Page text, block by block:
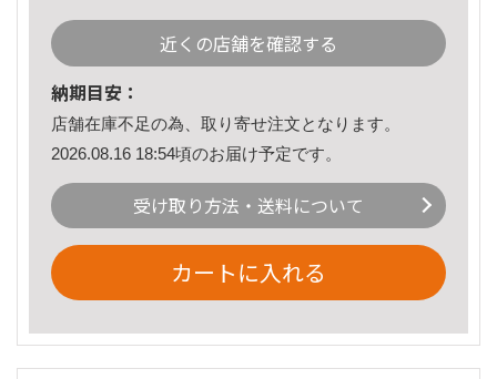
近くの店舗を確認する
納期目安：
店舗在庫不足の為、取り寄せ注文となります。
2026.08.16 18:54頃のお届け予定です。
受け取り方法・送料について
カートに入れる